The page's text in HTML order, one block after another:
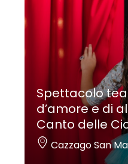
Spettacolo
d’amore e di
Canto delle
Cazzago San